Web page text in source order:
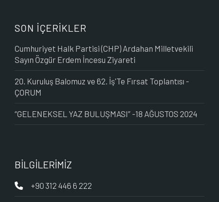
SON İÇERİKLER
Cumhuriyet Halk Partisi (CHP) Ardahan Milletvekili
Sayın Özgür Erdem İncesu Ziyareti
20. Kuruluş Balomuz ve 62. İş'Te Fırsat Toplantısı -
ÇORUM
“GELENEKSEL YAZ BULUŞMASI” -18 AĞUSTOS 2024
BİLGİLERİMİZ
+90 312 446 6 222